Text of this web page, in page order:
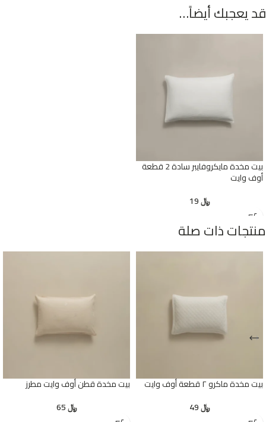
قد يعجبك أيضاً…
بيت مخدة مايكروفايبر سادة 2 قطعة
أوف وايت
﷼
منتجات ذات صلة
بيت مخدة ماكرو ٢ قطعة أوف وايت
﷼
بيت مخدة قطن أوف وايت مطرز
﷼